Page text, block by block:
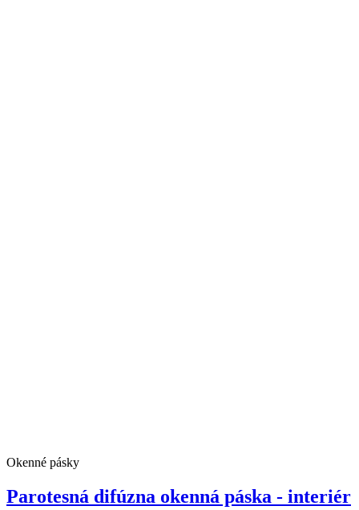
Okenné pásky
Parotesná difúzna okenná páska - interiér